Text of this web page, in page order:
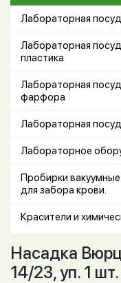
Лабораторная
Лабораторная
пластика
Лабораторная
фарфора
Лабораторная
Лабораторное
Пробирки
для забора крови.
Красители и
Насадка
14/23, уп. 1 шт.